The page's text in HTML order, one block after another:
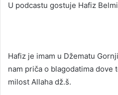
U podcastu gostuje Hafiz
Hafiz je imam u Džematu
nam priča o blagodatima dove
milost Allaha dž.š.